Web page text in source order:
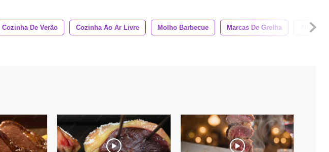
Cozinha De Verão Cozinha Ao Ar Livre Molho Barbecue Marcas De Grelha